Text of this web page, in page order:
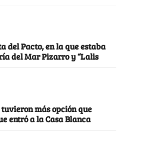
del Pacto, en la que estaba
del Mar Pizarro y “Lalis
más opción que
entró a la Casa Blanca